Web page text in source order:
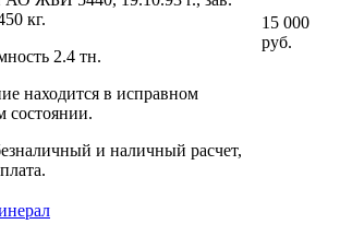
кг.
2.4 тн.
находится в исправном
состоянии.
и наличный расчет,
15 000
руб.